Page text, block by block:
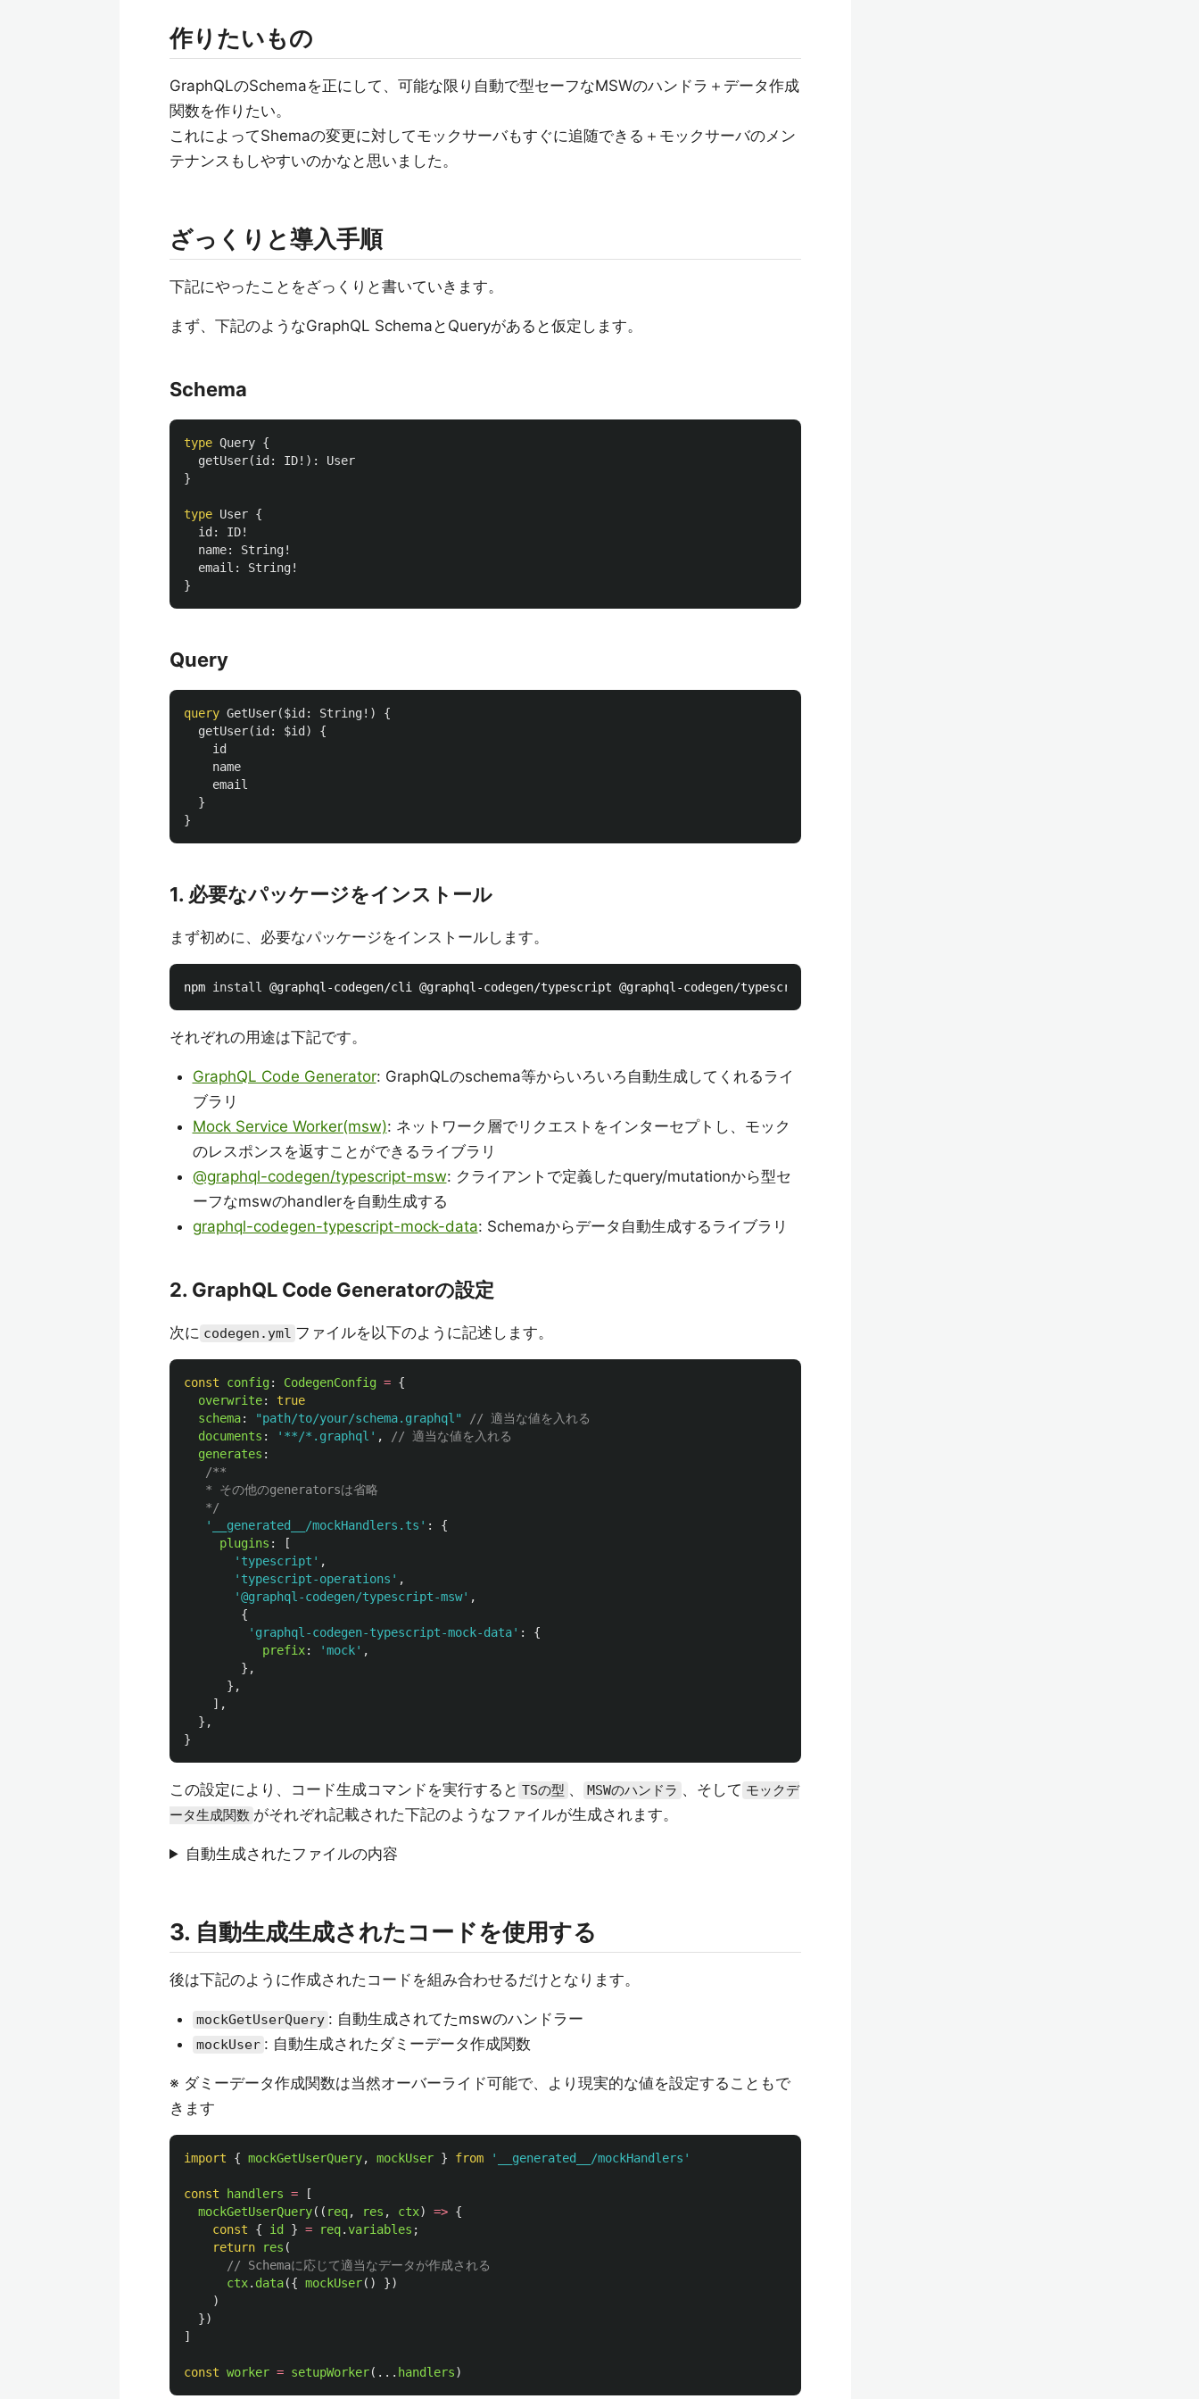
作りたいもの
GraphQLのSchemaを正にして、可能な限り自動で型セーフなMSWのハンドラ＋データ作成
関数を作りたい。
これによってShemaの変更に対してモックサーバもすぐに追随できる＋モックサーバのメン
テナンスもしやすいのかなと思いました。
ざっくりと導入手順
下記にやったことをざっくりと書いていきます。
まず、下記のようなGraphQL SchemaとQueryがあると仮定します。
Schema
type Query {
getUser(id : ID!):
User
}
type User {
id : ID!
name: String!
email : String!
}
Query
query GetUser($id : String!)
{
getUser(id : $id )
{
id
name
email
}
}
1. 必要なパッケージをインストール
まず初めに、必要なパッケージをインストールします。
npm install
それぞれの用途は下記です。
GraphQL Code Generator: GraphQLのschema等からいろいろ自動生成してくれるライ
ブラリ
Mock Service Worker(msw): ネットワーク層でリクエストをインターセプトし、モック
のレスポンスを返すことができるライブラリ
@graphql-codegen/typescript-msw: クライアントで定義したquery/mutationから型セ
ーフなmswのhandlerを自動生成する
graphql-codegen-typescript-mock-data: Schemaからデータ自動生成するライブラリ
2. GraphQL Code Generatorの設定
次に codegen.yml ファイルを以下のように記述します。
const config: CodegenConfig = {
overwrite:
true
schema: "path/to/your/schema.graphql "
// 適当な値を入れる
documents : ' **/*.graphql ' ,
// 適当な値を入れる
generates :
/**
   * その他のgeneratorsは省略
   */
'
__generated__/mockHandlers.ts ' :
{
plugins :
[
' typescript ' ,
' typescript-operations ' ,
'@graphql-codegen/typescript-msw' ,
{
' graphql-codegen-typescript-mock-data' :
{
prefix: 'mock' ,
},
},
],
},
}
この設定により、コード生成コマンドを実行すると TSの型 、 MSWのハンドラ 、そして モックデ
ータ生成関数 がそれぞれ記載された下記のようなファイルが生成されます。
自動生成されたファイルの内容
3. 自動生成生成されたコードを使用する
後は下記のように作成されたコードを組み合わせるだけとなります。
mockGetUserQuery : 自動生成されてたmswのハンドラー
mockUser : 自動生成されたダミーデータ作成関数
※ ダミーデータ作成関数は当然オーバーライド可能で、より現実的な値を設定することもで
きます
import { mockGetUserQuery, mockUser } from ' __generated__/mockHandlers '
const handlers =
[
mockGetUserQuery(( req, res , ctx) => {
const
{ id } = req.variables ;
return
res (
// Schemaに応じて適当なデータが作成される
ctx. data({ mockUser()
})
)
})
]
const worker = setupWorker(... handlers)